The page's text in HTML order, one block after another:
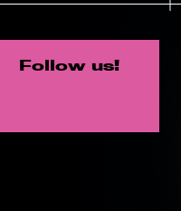
Follow us!